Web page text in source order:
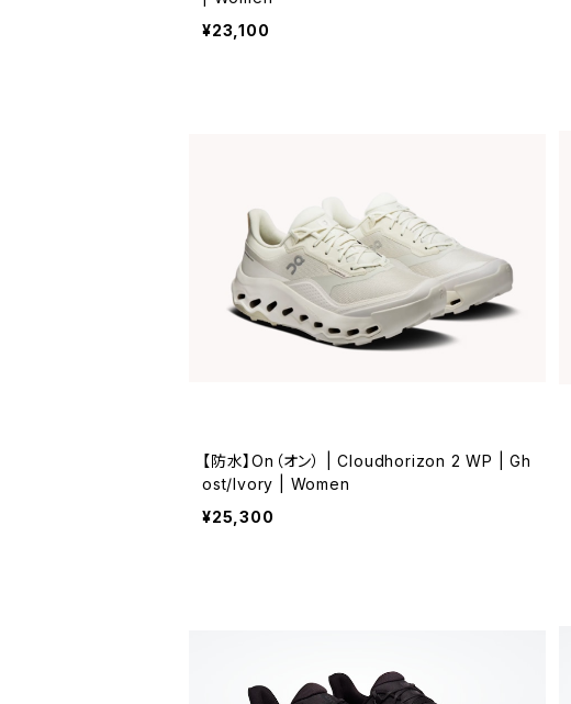
¥23,100
【防水】On（オン） | Cloudhorizon 2 WP | Gh
ost/Ivory | Women
¥25,300